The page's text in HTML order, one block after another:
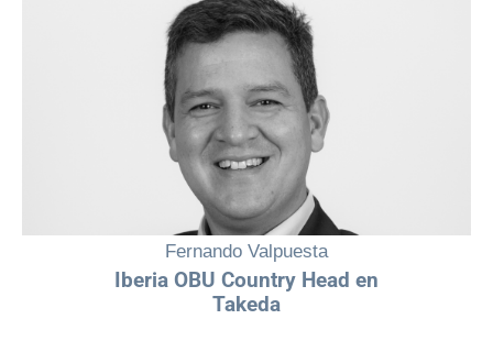
¨ La innovación en el sector farmacéutico depende, en gran medida, de
nuestra capacidad para integrar y desarrollar todo el talento con el
que cuenta - independientemente del género¨
Fernando Valpuesta
Iberia OBU Country Head en
Takeda